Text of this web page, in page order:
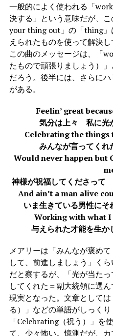
一般的によく使われる「
決する」という意味だが、
your thing out」の「thing」
えられたものを使って解決し
この曲のメッセージは、「
たもので頑張りましょう）
だろう。後半には、さらに
がある。
Feelin’ great
気分は上々 私に光
Celebrating the things
みんなが言ってくれ
Would never happen but
神様が祝福してくださって
And ain’t a man alive
いま生きている男性に
Working with what
与えられた才能を生
メアリーは「みんなが褒め
して、前進しましょう」く
だと察するが、「光が当た
してくれた＝副大統領に選
現実となった。文章として
る）」などの単語がしっく
「Celebrating（祝う）」を
て、少々怖い。憶測だが、